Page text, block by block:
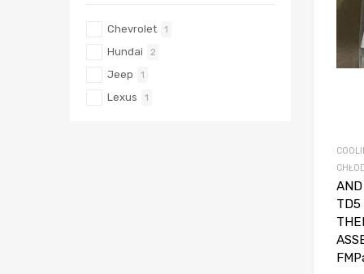
AND
TD5
Chevrolet 1
Hundai 2
Jeep 1
Lexus 1